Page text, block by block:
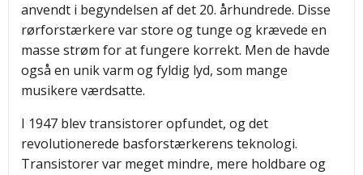
anvendt i begyndelsen af det 20. århundrede. Disse
rørforstærkere var store og tunge og krævede en
masse strøm for at fungere korrekt. Men de havde
også en unik varm og fyldig lyd, som mange
musikere værdsatte.
I 1947 blev transistorer opfundet, og det
revolutionerede basforstærkerens teknologi.
Transistorer var meget mindre, mere holdbare og